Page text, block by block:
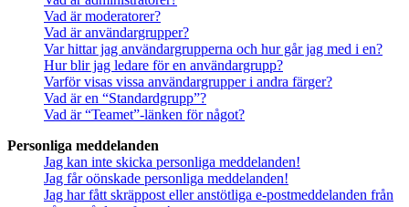
Vad är moderatorer?
Vad är användargrupper?
Var hittar jag användargrupperna och hur går jag med i en?
Hur blir jag ledare för en användargrupp?
Varför visas vissa användargrupper i andra färger?
Vad är en “Standardgrupp”?
Vad är “Teamet”-länken för något?
Personliga meddelanden
Jag kan inte skicka personliga meddelanden!
Jag får oönskade personliga meddelanden!
Jag har fått skräppost eller anstötliga e-postmeddelanden från